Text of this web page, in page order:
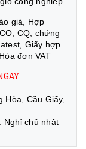
giá, Hợp
CQ, chứng
Giấy hợp
đơn VAT
Cầu Giấy,
Nghỉ chủ nhật